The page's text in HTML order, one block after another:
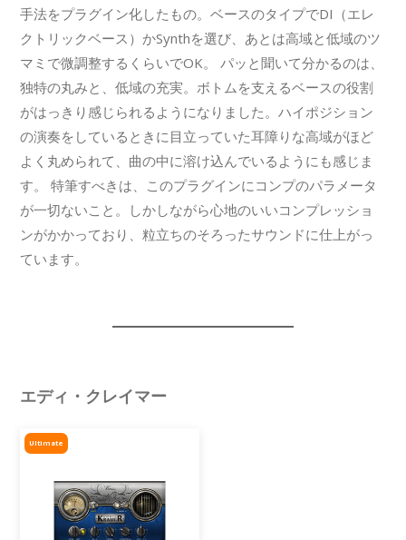
手法をプラグイン化したもの。ベースのタイプでDI（エレ
クトリックベース）かSynthを選び、あとは高域と低域のツ
マミで微調整するくらいでOK。 パッと聞いて分かるのは、
独特の丸みと、低域の充実。ボトムを支えるベースの役割
がはっきり感じられるようになりました。ハイポジション
の演奏をしているときに目立っていた耳障りな高域がほど
よく丸められて、曲の中に溶け込んでいるようにも感じま
す。 特筆すべきは、このプラグインにコンプのパラメータ
が一切ないこと。しかしながら心地のいいコンプレッショ
ンがかかっており、粒立ちのそろったサウンドに仕上がっ
ています。
エディ・クレイマー
Ultimate